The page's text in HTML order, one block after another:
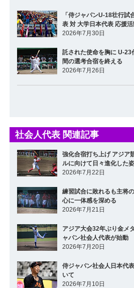
「侍ジャパンU-18壮行試
表 対 大学日本代表 応援
2026年7月30日
託された使命を胸に U-23
間の選考合宿を終える
2026年7月26日
社会人代表 関連記事
強化合宿打ち上げ アジア
ルに向けて日々進化した
2026年7月22日
練習試合に敗れるも主将
心に一体感を深める
2026年7月21日
アジア大会32年ぶり金メ
ャパン社会人代表が始動
2026年7月20日
侍ジャパン社会人日本代
いて
2026年7月10日